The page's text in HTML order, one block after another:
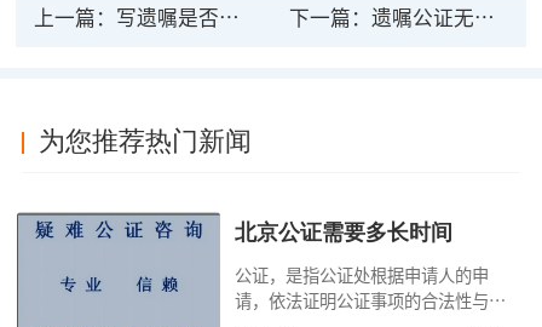
上一篇： 写遗嘱是否应该有法律公证 下一篇： 遗嘱公证无效的法律依据
为您推荐热门新闻
北京公证需要多长时间
公证，是指公证处根据申请人的申
请，依法证明公证事项的合法性与真